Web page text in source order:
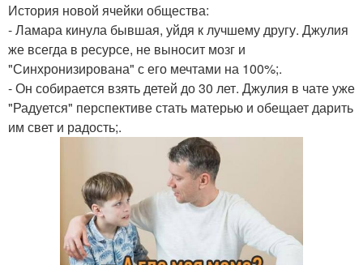
История новой ячейки общества:
- Ламара кинула бывшая, уйдя к лучшему другу. Джулия
же всегда в ресурсе, не выносит мозг и
"Синхронизирована" с его мечтами на 100%;.
- Он собирается взять детей до 30 лет. Джулия в чате уже
"Радуется" перспективе стать матерью и обещает дарить
им свет и радость;.